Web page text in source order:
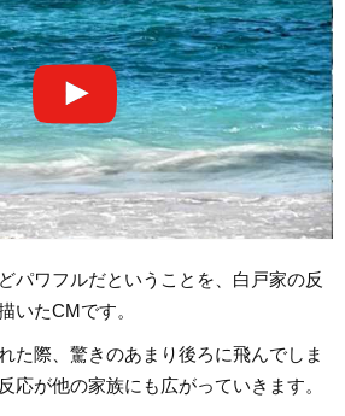
パワフルだということを、白戸家の反
いたCMです。
た際、驚きのあまり後ろに飛んでしま
応が他の家族にも広がっていきます。